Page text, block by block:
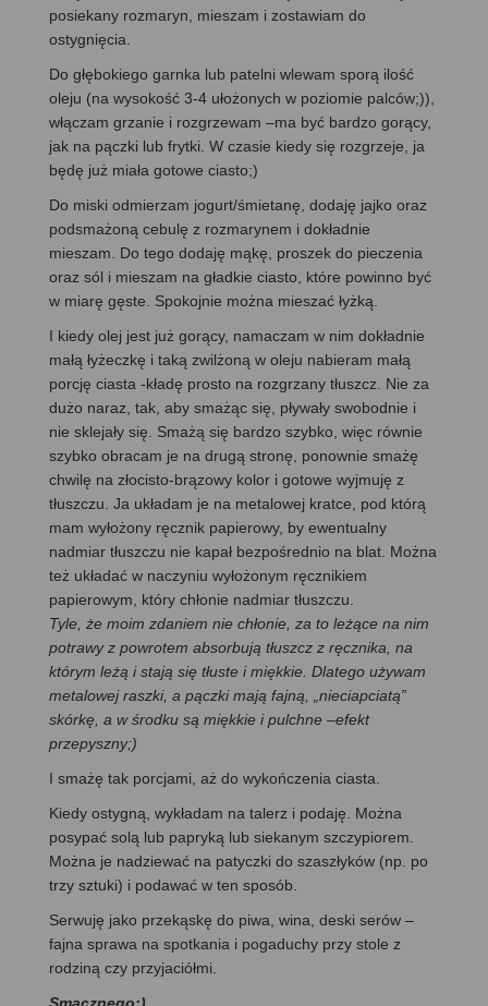
posiekany rozmaryn, mieszam i zostawiam do
ostygnięcia.
Do głębokiego garnka lub patelni wlewam sporą ilość
oleju (na wysokość 3-4 ułożonych w poziomie palców;)),
włączam grzanie i rozgrzewam –ma być bardzo gorący,
jak na pączki lub frytki. W czasie kiedy się rozgrzeje, ja
będę już miała gotowe ciasto;)
Do miski odmierzam jogurt/śmietanę, dodaję jajko oraz
podsmażoną cebulę z rozmarynem i dokładnie
mieszam. Do tego dodaję mąkę, proszek do pieczenia
oraz sól i mieszam na gładkie ciasto, które powinno być
w miarę gęste. Spokojnie można mieszać łyżką.
I kiedy olej jest już gorący, namaczam w nim dokładnie
małą łyżeczkę i taką zwilżoną w oleju nabieram małą
porcję ciasta -kładę prosto na rozgrzany tłuszcz. Nie za
dużo naraz, tak, aby smażąc się, pływały swobodnie i
nie sklejały się. Smażą się bardzo szybko, więc równie
szybko obracam je na drugą stronę, ponownie smażę
chwilę na złocisto-brązowy kolor i gotowe wyjmuję z
tłuszczu. Ja układam je na metalowej kratce, pod którą
mam wyłożony ręcznik papierowy, by ewentualny
nadmiar tłuszczu nie kapał bezpośrednio na blat. Można
też układać w naczyniu wyłożonym ręcznikiem
papierowym, który chłonie nadmiar tłuszczu.
Tyle, że moim zdaniem nie chłonie, za to leżące na nim
potrawy z powrotem absorbują tłuszcz z ręcznika, na
którym leżą i stają się tłuste i miękkie. Dlatego używam
metalowej raszki, a pączki mają fajną, „nieciapciatą”
skórkę, a w środku są miękkie i pulchne –efekt
przepyszny;)
I smażę tak porcjami, aż do wykończenia ciasta.
Kiedy ostygną, wykładam na talerz i podaję. Można
posypać solą lub papryką lub siekanym szczypiorem.
Można je nadziewać na patyczki do szaszłyków (np. po
trzy sztuki) i podawać w ten sposób.
Serwuję jako przekąskę do piwa, wina, deski serów –
fajna sprawa na spotkania i pogaduchy przy stole z
rodziną czy przyjaciółmi.